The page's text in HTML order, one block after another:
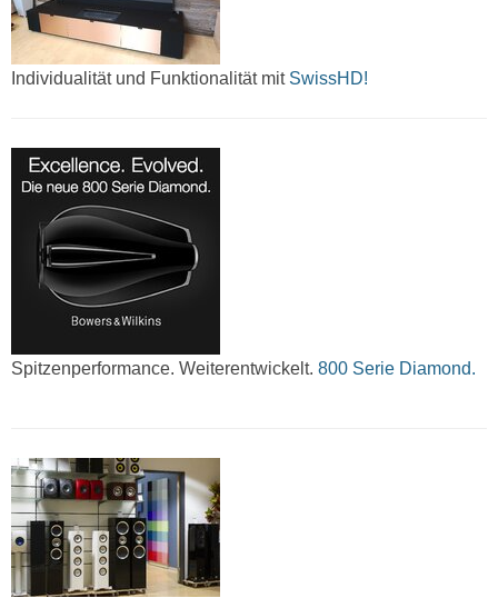
Individualität und Funktionalität mitSwissHD!
Spitzenperformance. Weiterentwickelt. 800 Serie Diamond.